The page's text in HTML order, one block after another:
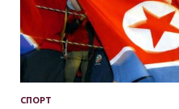
СПОРТ